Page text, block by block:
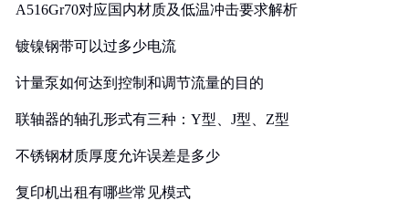
A516Gr70对应国内材质及低温冲击要求解析
镀镍钢带可以过多少电流
计量泵如何达到控制和调节流量的目的
联轴器的轴孔形式有三种：Y型、J型、Z型
不锈钢材质厚度允许误差是多少
复印机出租有哪些常见模式